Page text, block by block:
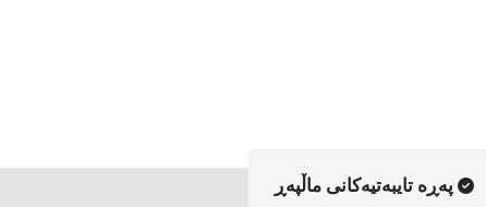
په‌ڕه‌ تایبه‌تیه‌کانی ماڵپه‌ڕ